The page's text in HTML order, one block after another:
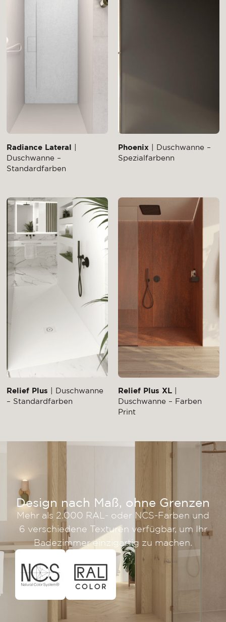
Radiance Lateral
Duschwanne –
Standardfarben
Phoenix | Duschwanne –
Spezialfarbenn
Relief Plus | Duschwanne
– Standardfarben
Relief Plus XL
Duschwanne – Farben
Print
Design nach Maß, ohne Grenzen
Mehr als 2.000 RAL- oder NCS-Farben und
6 verschiedene Texturen verfügbar, um Ihr
Badezimmer einzigartig zu machen.